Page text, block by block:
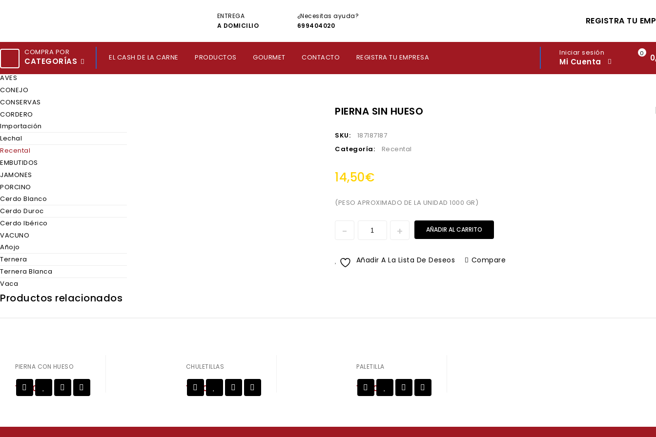
ENTREGA
A DOMICILIO
¿Necesitas ayuda?
699404020
REGISTRA TU
COMPRA POR
CATEGORÍAS
AVES
CONEJO
CONSERVAS
CORDERO
Importación
Lechal
Recental
EMBUTIDOS
JAMONES
PORCINO
Cerdo Blanco
Cerdo Duroc
Cerdo Ibérico
VACUNO
Añojo
Ternera
Ternera Blanca
Vaca
EL CASH DE LA CARNE PRODUCTOS GOURMET CONTACTO REGISTRA TU EMPRESA
Iniciar sesión
Mi Cuenta
0
PIERNA SIN HUESO
SKU:
187187187
Categoría:
Recental
14,50€
(PESO APROXIMADO DE LA UNIDAD 1000 GR)
AÑADIR AL CARRITO
Añadir A La Lista De Deseos Compare
Productos relacionados
PIERNA CON HUESO
10,50 €
CHULETILLAS
16,80 €
PALETILLA
15,50 €